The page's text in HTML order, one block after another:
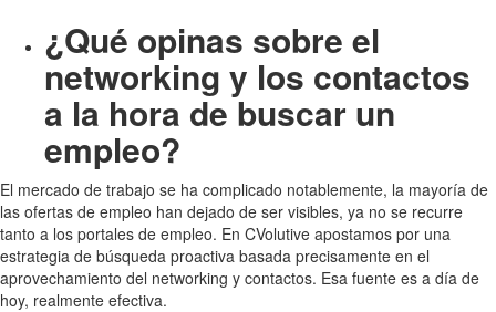
¿Qué opinas sobre el
networking y los contactos
a la hora de buscar un
empleo?
El mercado de trabajo se ha complicado notablemente, la mayoría de
las ofertas de empleo han dejado de ser visibles, ya no se recurre
tanto a los portales de empleo. En CVolutive apostamos por una
estrategia de búsqueda proactiva basada precisamente en el
aprovechamiento del networking y contactos. Esa fuente es a día de
hoy, realmente efectiva.